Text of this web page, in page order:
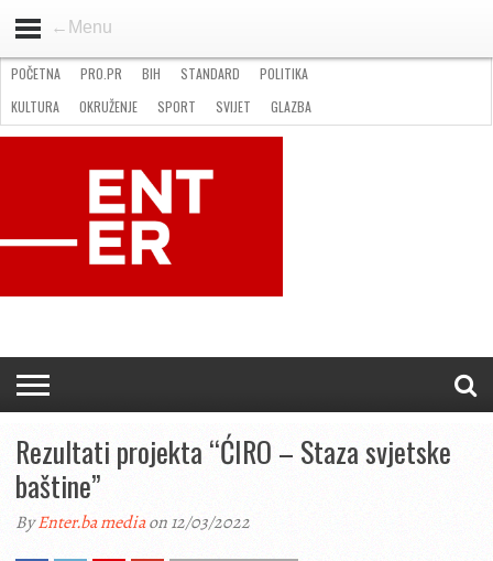
←Menu
STANDARD
GOSPODARSTVO
OKRUŽENJE
POČETNA PRO.PR BIH STANDARD
POLITIKA
KULTURA
OKRUŽENJE SPORT SVIJET
GLAZBA
NATJEČAJI
FILMING LOCATION IN BH KONTAKT
Rezultati projekta “ĆIRO – Staza svjetske
baštine”
ByEnter.ba mediaon 12/03/2022